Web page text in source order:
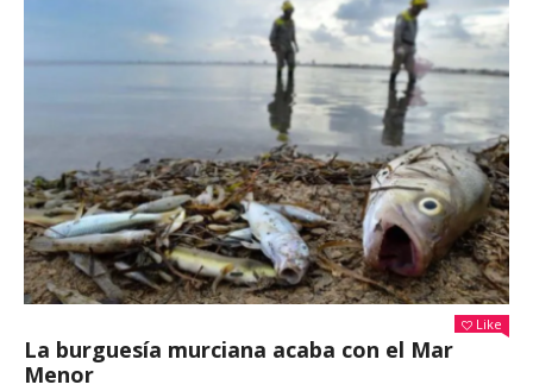
Like
La burguesía murciana acaba con el Mar
Menor